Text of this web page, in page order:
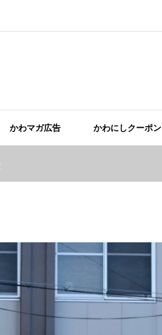
かわマガ広告 かわにしクーポン